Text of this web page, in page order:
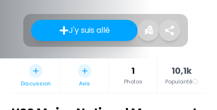
J'y suis allé
Discussion Avis
1
Photos
10,1k
Popularité